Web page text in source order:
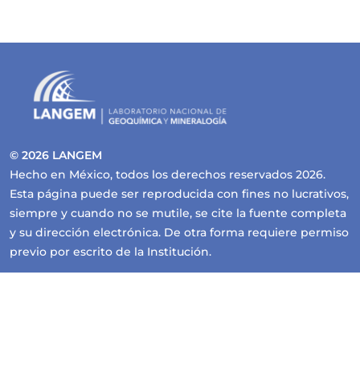
© 2026 LANGEM
Hecho en México, todos los derechos reservados 2026.
Esta página puede ser reproducida con fines no lucrativos,
siempre y cuando no se mutile, se cite la fuente completa
y su dirección electrónica. De otra forma requiere permiso
previo por escrito de la Institución.